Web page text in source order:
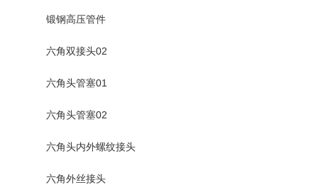
锻钢高压管件
六角双接头02
六角头管塞01
六角头管塞02
六角头内外螺纹接头
六角外丝接头